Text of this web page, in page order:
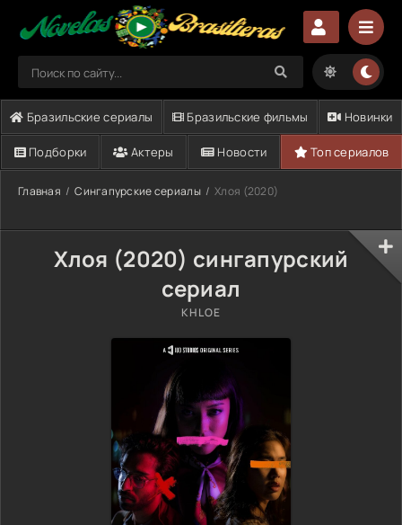
Бразильские сериалы Бразильские фильмы Новинки
Подборки Актеры Новости Топ сериалов
Главная Сингапурские сериалы Хлоя (2020)
Хлоя (2020) сингапурский
сериал
KHLOE